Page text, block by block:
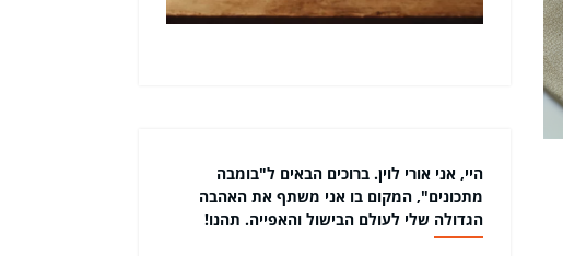
היי, אני אורי לוין. ברוכים הבאים ל"בומבה
מתכונים", המקום בו אני משתף את האהבה
הגדולה שלי לעולם הבישול והאפייה. תהנו!